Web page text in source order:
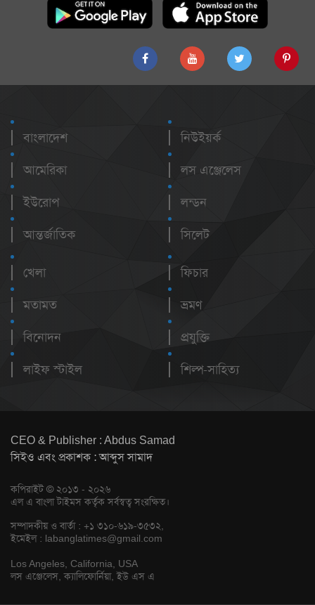
বাংলাদেশ
আমেরিকা
ইউরোপ
আন্তর্জাতিক
নিউইয়র্ক
লস এঞ্জেলেস
লন্ডন
সিলেট
খেলা
মতামত
বিনোদন
লাইফ স্টাইল
ফিচার
ভ্রমণ
প্রযুক্তি
শিল্প-সাহিত্য
CEO & Publisher : Abdus Samad
সিইও এবং প্রকাশক : আব্দুস সামাদ
কপিরাইট © ২০১৩ - ২০২৬
এল এ বাংলা টাইমস কর্তৃক সর্বস্বত্ব সংরক্ষিত।
সম্পাদকীয় ও বার্তা : +১ ৩১০-৬১৯-৩৫৩২,
ইমেইল : labanglatimes@gmail.com
Los Angeles, California, USA
লস এঞ্জেলেস, ক্যালিফোর্নিয়া, ইউ এস এ